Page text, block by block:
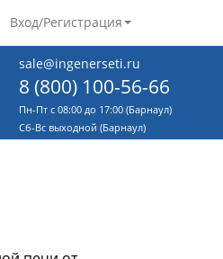
Вход/Регистрация
sale@ingenerseti.ru
8 (800) 100-56-66
Пн-Пт с 08:00 до 17:00 (Барнаул)
Cб-Вс выходной (Барнаул)